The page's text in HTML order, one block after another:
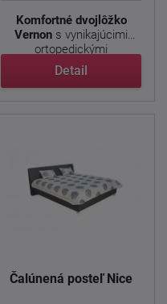
Komfortné dvojlôžko
Vernon s vynikajúcimi
ortopedickými
vlastnosťami. ...
Detail
Čalúnená posteľ Nice